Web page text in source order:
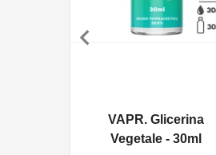
VAPR. Glicerina
Vegetale - 30ml
